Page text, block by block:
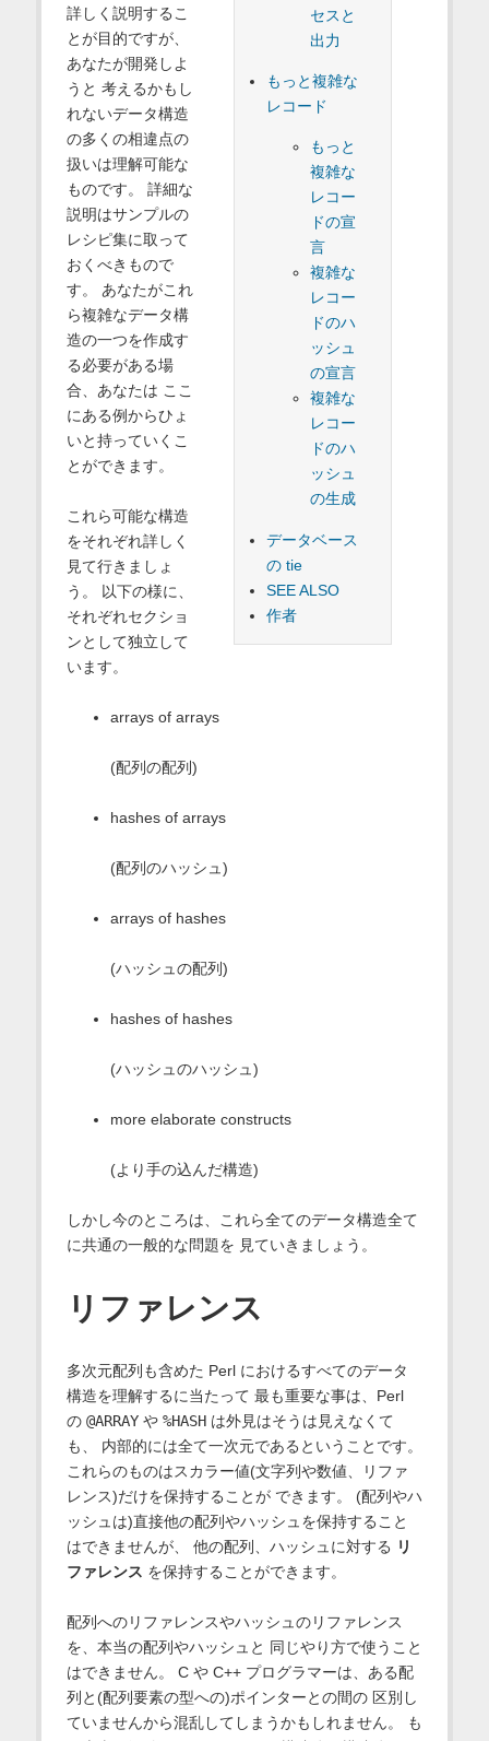
セスと
出力
もっと複雑な
レコード
もっと
複雑な
レコー
ドの宣
言
複雑な
レコー
ドのハ
ッシュ
の宣言
複雑な
レコー
ドのハ
ッシュ
の生成
データベース
の tie
SEE ALSO
作者
詳しく説明するこ
とが目的ですが、
あなたが開発しよ
うと 考えるかもし
れないデータ構造
の多くの相違点の
扱いは理解可能な
ものです。 詳細な
説明はサンプルの
レシピ集に取って
おくべきもので
す。 あなたがこれ
ら複雑なデータ構
造の一つを作成す
る必要がある場
合、あなたは ここ
にある例からひょ
いと持っていくこ
とができます。
これら可能な構造
をそれぞれ詳しく
見て行きましょ
う。 以下の様に、
それぞれセクショ
ンとして独立して
います。
arrays of arrays
(配列の配列)
hashes of arrays
(配列のハッシュ)
arrays of hashes
(ハッシュの配列)
hashes of hashes
(ハッシュのハッシュ)
more elaborate constructs
(より手の込んだ構造)
しかし今のところは、これら全てのデータ構造全て
に共通の一般的な問題を 見ていきましょう。
リファレンス
多次元配列も含めた Perl におけるすべてのデータ
構造を理解するに当たって 最も重要な事は、Perl
の @ARRAYや %HASHは外見はそうは見えなくて
も、 内部的には全て一次元であるということです。
これらのものはスカラー値(文字列や数値、リファ
レンス)だけを保持することが できます。 (配列やハ
ッシュは)直接他の配列やハッシュを保持すること
はできませんが、 他の配列、ハッシュに対する リ
ファレンス を保持することができます。
配列へのリファレンスやハッシュのリファレンス
を、本当の配列やハッシュと 同じやり方で使うこと
はできません。 C や C++ プログラマーは、ある配
列と(配列要素の型への)ポインターとの間の 区別し
ていませんから混乱してしまうかもしれません。 も